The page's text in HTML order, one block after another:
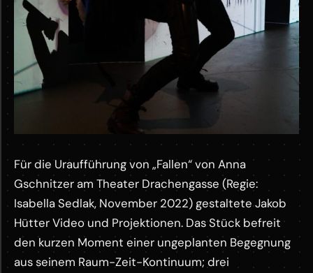
Für die Uraufführung von „Fallen“ von Anna
Gschnitzer am Theater Drachengasse (Regie:
Isabella Sedlak, November 2022) gestaltete Jakob
Hütter Video und Projektionen. Das Stück befreit
den kurzen Moment einer ungeplanten Begegnung
aus seinem Raum-Zeit-Kontinuum; drei